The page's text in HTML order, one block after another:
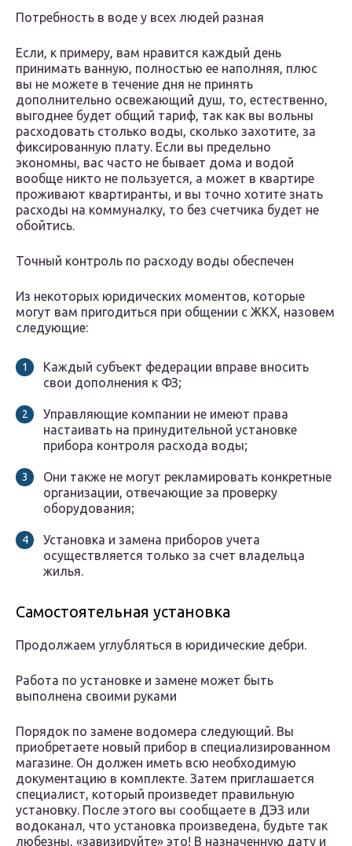
Потребность в воде у всех людей разная
Если, к примеру, вам нравится каждый день
принимать ванную, полностью ее наполняя, плюс
вы не можете в течение дня не принять
дополнительно освежающий душ, то, естественно,
выгоднее будет общий тариф, так как вы вольны
расходовать столько воды, сколько захотите, за
фиксированную плату. Если вы предельно
экономны, вас часто не бывает дома и водой
вообще никто не пользуется, а может в квартире
проживают квартиранты, и вы точно хотите знать
расходы на коммуналку, то без счетчика будет не
обойтись.
Точный контроль по расходу воды обеспечен
Из некоторых юридических моментов, которые
могут вам пригодиться при общении с ЖКХ, назовем
следующие:
Каждый субъект федерации вправе вносить
свои дополнения к ФЗ;
Управляющие компании не имеют права
настаивать на принудительной установке
прибора контроля расхода воды;
Они также не могут рекламировать конкретные
организации, отвечающие за проверку
оборудования;
Установка и замена приборов учета
осуществляется только за счет владельца
жилья.
Самостоятельная установка
Продолжаем углубляться в юридические дебри.
Работа по установке и замене может быть
выполнена своими руками
Порядок по замене водомера следующий. Вы
приобретаете новый прибор в специализированном
магазине. Он должен иметь всю необходимую
документацию в комплекте. Затем приглашается
специалист, который произведет правильную
установку. После этого вы сообщаете в ДЭЗ или
водоканал, что установка произведена, будьте так
любезны, «завизируйте» это! В назначенную дату и